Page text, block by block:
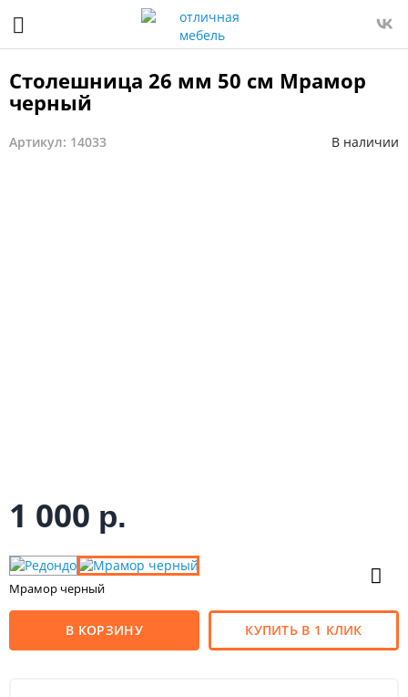
Столешница 26 мм 50 см Мрамор
черный
Артикул: 14033 В наличии
1 000 р.
Мрамор черный
В КОРЗИНУ КУПИТЬ В 1 КЛИК